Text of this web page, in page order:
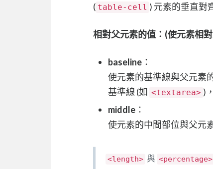
( table-cell ) 元素的垂直對
相對父元素的值：(使元素相
baseline ：
使元素的基準線與父元素
基準線 (如 <textarea> )
middle ：
使元素的中間部位與父元
<length> 與 <percentage>